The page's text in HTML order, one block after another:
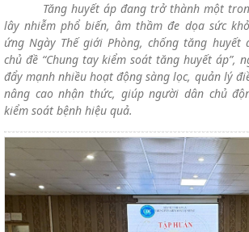
Tăng huyết áp đang trở thành một
lây nhiễm phổ biến, âm thầm đe dọa sức
ứng Ngày Thế giới Phòng, chống tăng
chủ đề “Chung tay kiểm soát tăng huyết áp”,
đẩy mạnh nhiều hoạt động sàng lọc, quản lý
nâng cao nhận thức, giúp người dân chủ
kiểm soát bệnh hiệu quả.